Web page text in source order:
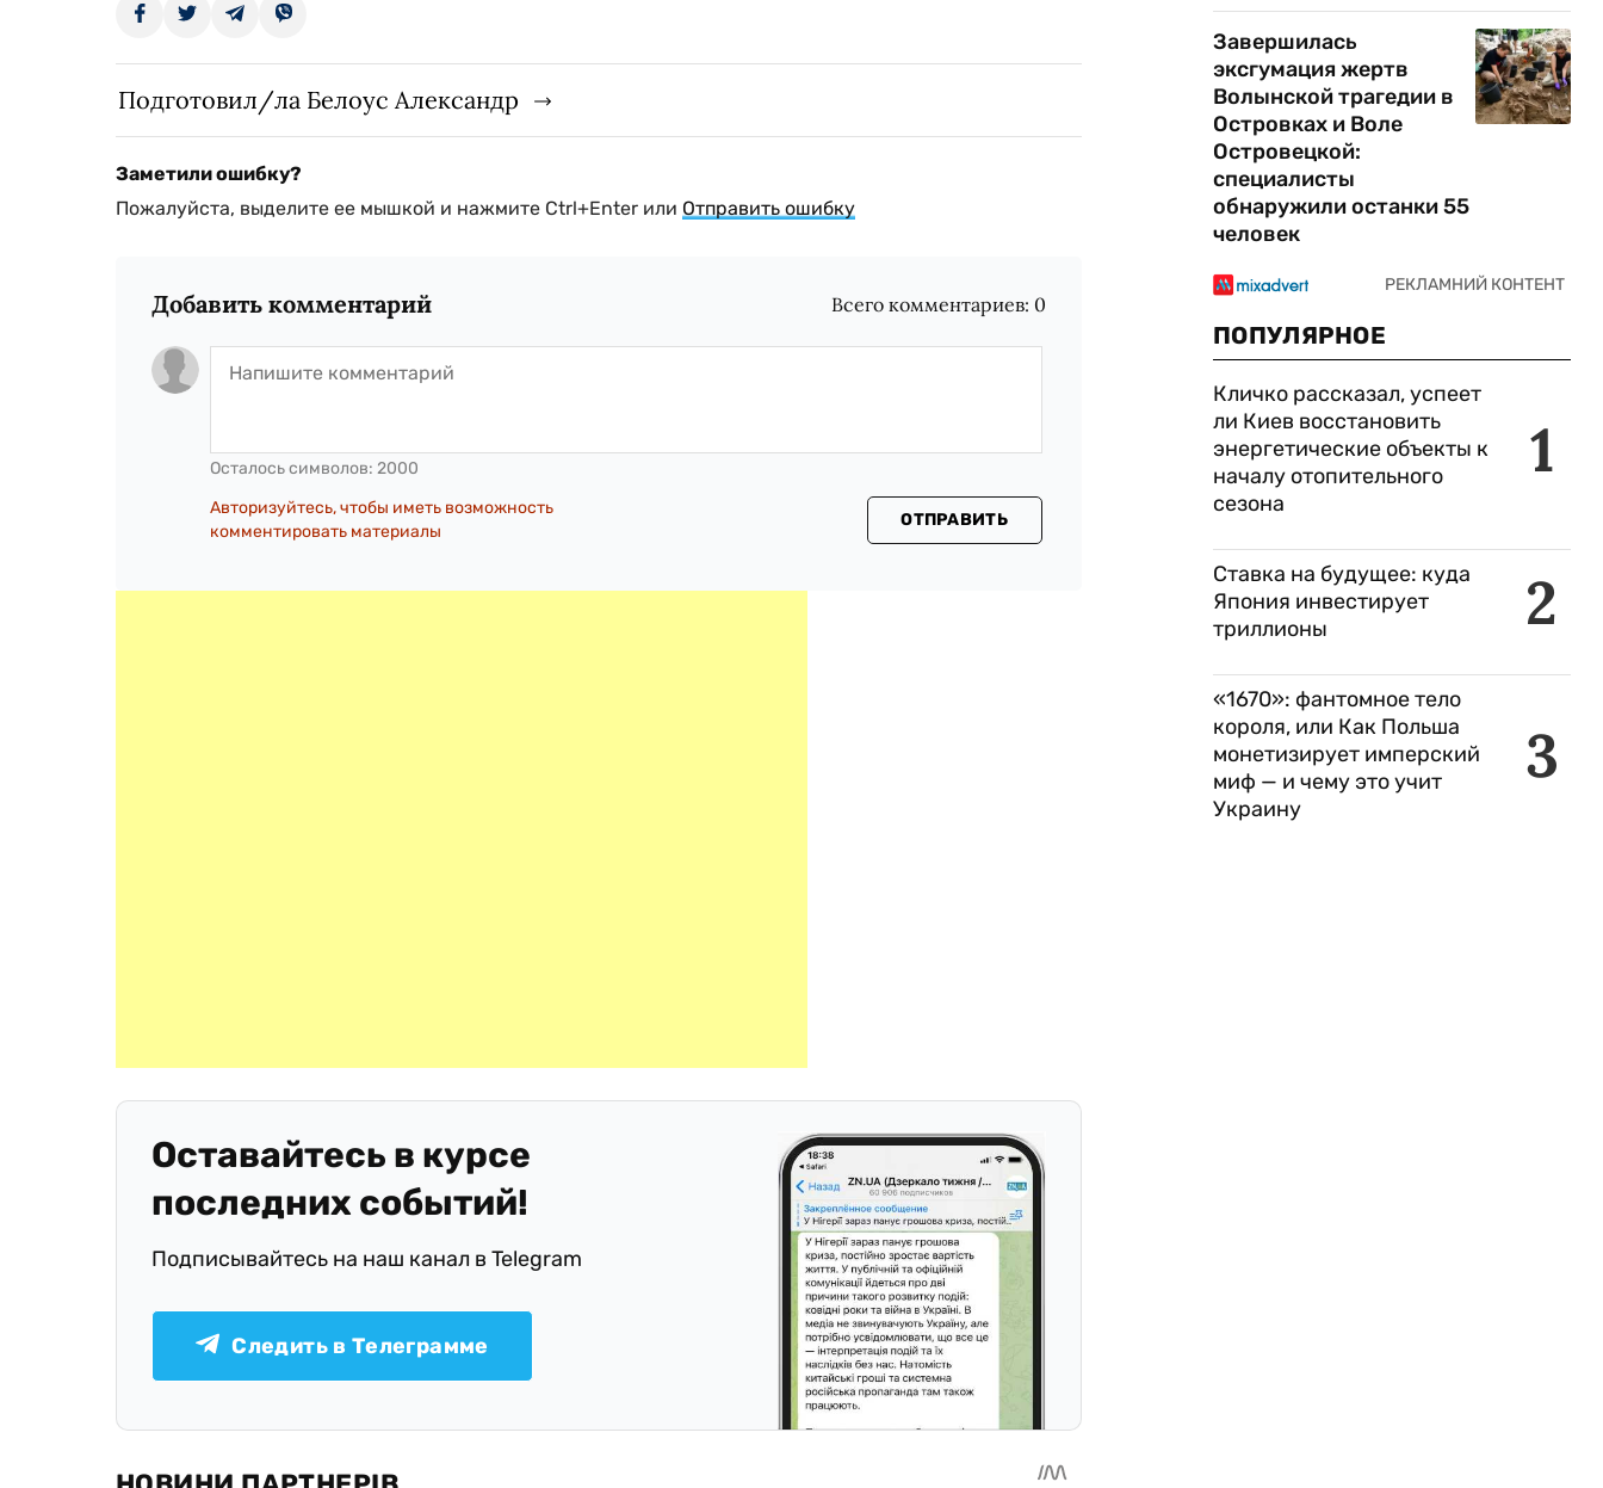
Подготовил/ла Белоус Александр
Заметили ошибку?
Пожалуйста, выделите ее мышкой и нажмите Ctrl+Enter или Отправить ошибку
Добавить комментарий Всего комментариев: 0
Осталось символов: 2000
Авторизуйтесь, чтобы иметь возможность
комментировать материалы
ОТПРАВИТЬ
Оставайтесь в курсе
последних событий!
Подписывайтесь на наш канал в Telegram
Следить в Телеграмме
Завершилась
эксгумация жертв
Волынской трагедии в
Островках и Воле
Островецкой:
специалисты
обнаружили останки 55
человек
ПОПУЛЯРНОЕ
1
Кличко рассказал, успеет
ли Киев восстановить
энергетические объекты к
началу отопительного
сезона
2
Ставка на будущее: куда
Япония инвестирует
триллионы
3
«1670»: фантомное тело
короля, или Как Польша
монетизирует имперский
миф — и чему это учит
Украину